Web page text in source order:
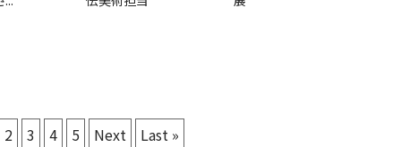
2 3 4 5 Next Last »